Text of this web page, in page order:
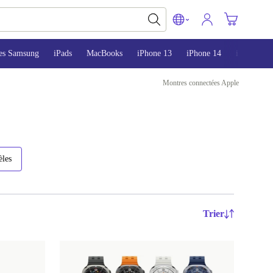
Samsung iPads MacBooks iPhone 13 iPhone 14 iPhone 15
Montres connectées Apple
Trier